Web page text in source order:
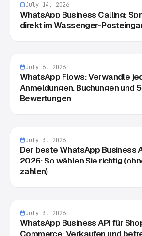
July 14, 2026
WhatsApp Business Calling:
direkt im Wassenger-
July 6, 2026
WhatsApp Flows: Verwandle
Anmeldungen, Buchungen und
Bewertungen
July 3, 2026
Der beste WhatsApp Business
2026: So wählen Sie richtig
zahlen)
July 3, 2026
WhatsApp Business API für
Commerce: Verkaufen und